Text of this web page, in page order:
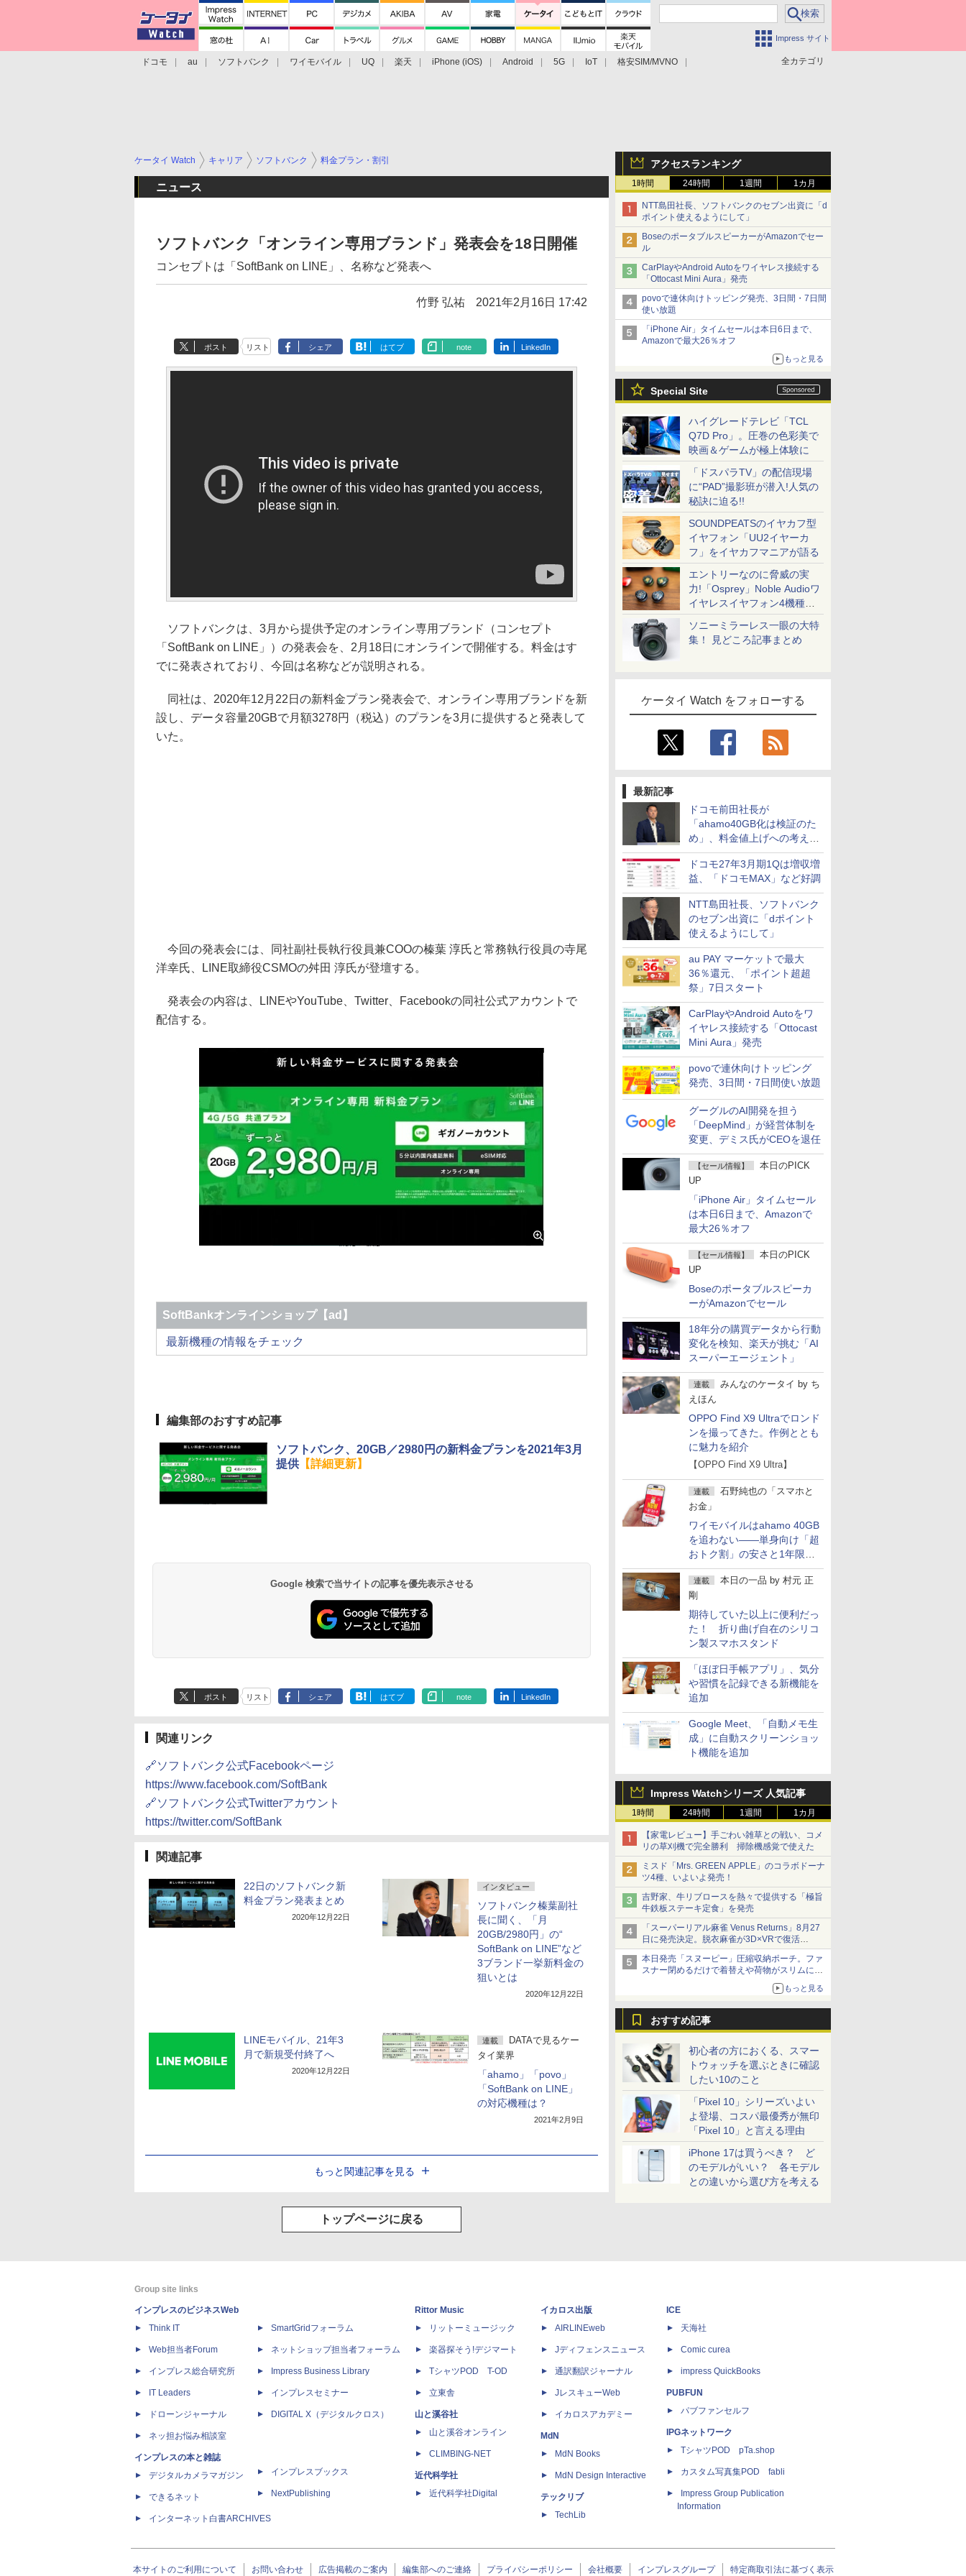
Impress サイト
全カテゴリ
ドコモ au ソフトバンク ワイモバイル UQ 楽天 iPhone (iOS) Android 5G IoT
格安SIM/MVNO
アクセスランキング
1時間 24時間 1週間 1カ月
NTT島田社長、ソフトバンクのセブン出資に「d
ポイント使えるようにして」
BoseのポータブルスピーカーがAmazonでセー
ル
CarPlayやAndroid Autoをワイヤレス接続する
「Ottocast Mini Aura」発売
povoで連休向けトッピング発売、3日間・7日間
使い放題
「iPhone Air」タイムセールは本日6日まで、
Amazonで最大26％オフ
もっと見る
Special Site
ハイグレードテレビ「TCL
Q7D Pro」。圧巻の色彩美で
映画＆ゲームが極上体験に
「ドスパラTV」の配信現場
に“PAD”撮影班が潜入!人気の
秘訣に迫る!!
SOUNDPEATSのイヤカフ型
イヤフォン「UU2イヤーカ
フ」をイヤカフマニアが語る
エントリーなのに脅威の実
力!「Osprey」Noble Audioワ
イヤレスイヤフォン4機種を
一気に聴く
ソニーミラーレス一眼の大特
集！ 見どころ記事まとめ
ケータイ Watch をフォローする
最新記事
ドコモ前田社長が
「ahamo40GB化は検証のた
め」、料金値上げへの考え方
にも言及
ドコモ27年3月期1Qは増収増
益、「ドコモMAX」など好調
NTT島田社長、ソフトバンク
のセブン出資に「dポイント
使えるようにして」
au PAY マーケットで最大
36％還元、「ポイント超超
祭」7日スタート
CarPlayやAndroid Autoをワ
イヤレス接続する「Ottocast
Mini Aura」発売
povoで連休向けトッピング
発売、3日間・7日間使い放題
グーグルのAI開発を担う
「DeepMind」が経営体制を
変更、デミス氏がCEOを退任
【セール情報】
本日のPICK
UP
「iPhone Air」タイムセール
は本日6日まで、Amazonで
最大26％オフ
【セール情報】
本日のPICK
UP
Boseのポータブルスピーカ
ーがAmazonでセール
18年分の購買データから行動
変化を検知、楽天が挑む「AI
スーパーエージェント」
連載 みんなのケータイ by ち
えほん
OPPO Find X9 Ultraでロンド
ンを撮ってきた。作例ととも
に魅力を紹介
【OPPO Find X9 Ultra】
連載
石野純也の「スマホと
お金」
ワイモバイルはahamo 40GB
を追わない――単身向け「超
おトク割」の安さと1年限定
の注意点
連載 本日の一品 by 村元 正
剛
期待していた以上に便利だっ
た！ 折り曲げ自在のシリコ
ン製スマホスタンド
「ほぼ日手帳アプリ」、気分
や習慣を記録できる新機能を
追加
Google Meet、「自動メモ生
成」に自動スクリーンショッ
ト機能を追加
Impress Watchシリーズ 人気記事
1時間 24時間 1週間 1カ月
【家電レビュー】手ごわい雑草との戦い、コメ
リの草刈機で完全勝利 掃除機感覚で使えた
ミスド「Mrs. GREEN APPLE」のコラボドーナ
ツ4種、いよいよ発売！
吉野家、牛リブロースを熱々で提供する「極旨
牛鉄板ステーキ定食」を発売
「スーパーリアル麻雀 Venus Returns」8月27
日に発売決定。脱衣麻雀が3D×VRで復活
発売から2週間は20%オフになるセールが実施
本日発売「スヌーピー」圧縮収納ポーチ。ファ
スナー閉めるだけで着替えや荷物がスリムにま
もっと見る
おすすめ記事
初心者の方におくる、スマー
トウォッチを選ぶときに確認
したい10のこと
「Pixel 10」シリーズいよい
よ登場、コスパ最優秀が無印
「Pixel 10」と言える理由
iPhone 17は買うべき？ ど
のモデルがいい？ 各モデル
との違いから選び方を考える
ケータイ Watch キャリア ソフトバンク 料金プラン・割引
ニュース
ソフトバンク「オンライン専用ブランド」発表会を18日開催
コンセプトは「SoftBank on LINE」、名称など発表へ
竹野 弘祐 2021年2月16日 17:42
ポスト リスト シェア はてブ note LinkedIn
ソフトバンクは、3月から提供予定のオンライン専用ブランド（コンセプト
「SoftBank on LINE」）の発表会を、2月18日にオンラインで開催する。料金はす
でに発表されており、今回は名称などが説明される。
同社は、2020年12月22日の新料金プラン発表会で、オンライン専用ブランドを新
設し、データ容量20GBで月額3278円（税込）のプランを3月に提供すると発表して
いた。
今回の発表会には、同社副社長執行役員兼COOの榛葉 淳氏と常務執行役員の寺尾
洋幸氏、LINE取締役CSMOの舛田 淳氏が登壇する。
発表会の内容は、LINEやYouTube、Twitter、Facebookの同社公式アカウントで
配信する。
SoftBankオンラインショップ【ad】
最新機種の情報をチェック
編集部のおすすめ記事
ソフトバンク、20GB／2980円の新料金プランを2021年3月
提供 【詳細更新】
Google 検索で当サイトの記事を優先表示させる
ポスト リスト シェア はてブ note LinkedIn
関連リンク
🔗ソフトバンク公式Facebookページ
https://www.facebook.com/SoftBank
🔗ソフトバンク公式Twitterアカウント
https://twitter.com/SoftBank
関連記事
22日のソフトバンク新
料金プラン発表まとめ
2020年12月22日
インタビュー
ソフトバンク榛葉副社
長に聞く、「月
20GB/2980円」の“
SoftBank on LINE”など
3ブランド一挙新料金の
狙いとは
2020年12月22日
LINEモバイル、21年3
月で新規受付終了へ
2020年12月22日
連載
DATAで見るケー
タイ業界
「ahamo」「povo」
「SoftBank on LINE」
の対応機種は？
2021年2月9日
もっと関連記事を見る
トップページに戻る
Group site links
インプレスのビジネスWeb
Think IT
Web担当者Forum
インプレス総合研究所
IT Leaders
ドローンジャーナル
ネッ担お悩み相談室
インプレスの本と雑誌
デジタルカメラマガジン
できるネット
インターネット白書ARCHIVES
SmartGridフォーラム
ネットショップ担当者フォーラム
Impress Business Library
インプレスセミナー
DIGITAL X（デジタルクロス）
インプレスブックス
NextPublishing
Rittor Music
リットーミュージック
楽器探そう!デジマート
TシャツPOD T-OD
立東舎
山と溪谷社
山と溪谷オンライン
CLIMBING-NET
近代科学社
近代科学社Digital
イカロス出版
AIRLINEweb
Jディフェンスニュース
通訳翻訳ジャーナル
JレスキューWeb
イカロスアカデミー
MdN
MdN Books
MdN Design Interactive
テックリブ
TechLib
ICE
天海社
Comic curea
impress QuickBooks
PUBFUN
パブファンセルフ
IPGネットワーク
TシャツPOD pTa.shop
カスタム写真集POD fabli
Impress Group Publication
Information
本サイトのご利用について お問い合わせ 広告掲載のご案内 編集部へのご連絡 プライバシーポリシー 会社概要 インプレスグループ 特定商取引法に基づく表示